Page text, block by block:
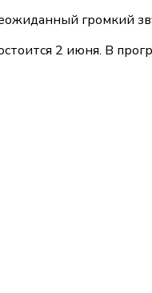
громкий
2 июня. В